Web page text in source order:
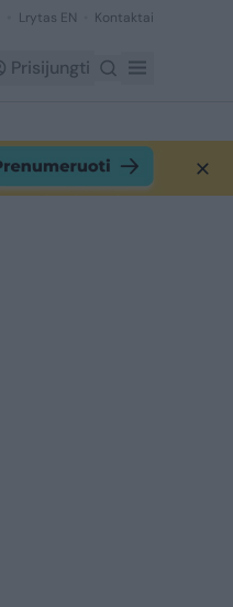
Lrytas EN Kontaktai
Prisijungti